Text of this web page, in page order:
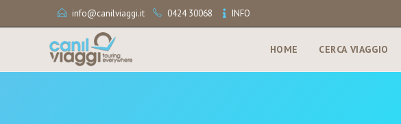
info@canilviaggi.it 0424 30068 INFO
HOME CERCA VIAGGIO